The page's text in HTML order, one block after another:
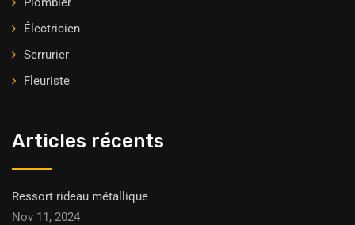
Électricien
Serrurier
Fleuriste
Articles récents
Ressort rideau métallique
Nov 11, 2024